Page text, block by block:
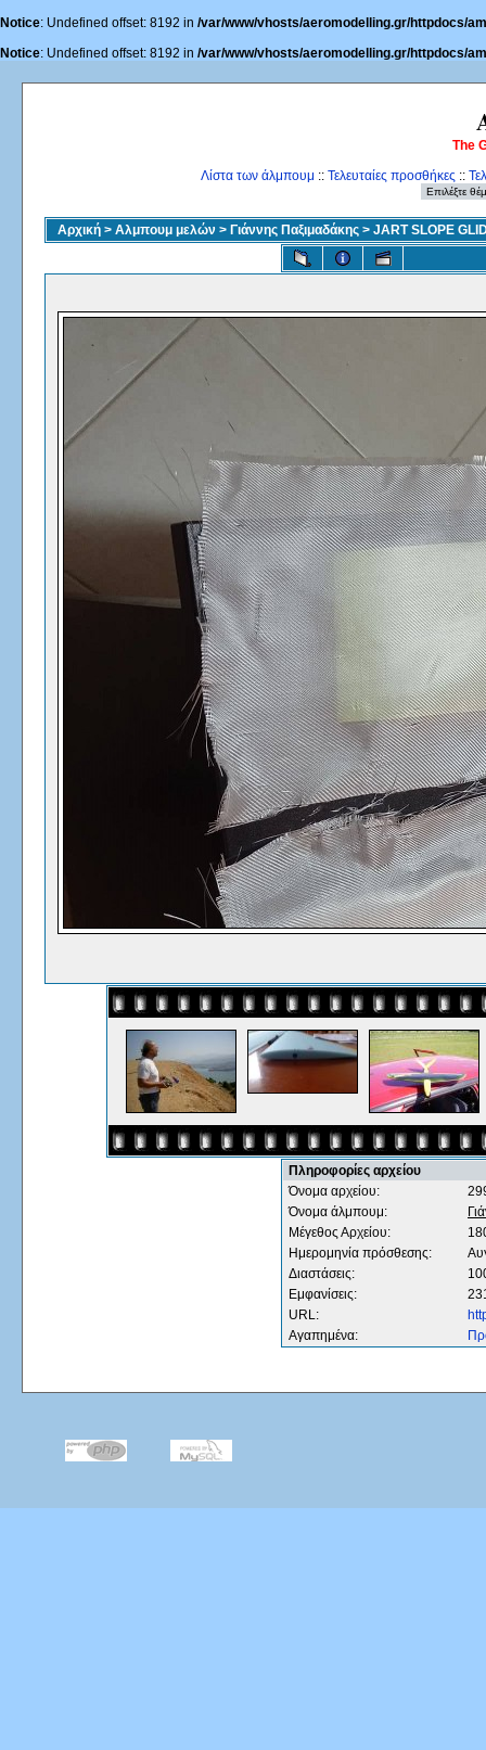
Notice: Undefined offset: 8192 in /var/www/vhosts/aeromodelling.gr/httpdocs/
Notice: Undefined offset: 8192 in /var/www/vhosts/aeromodelling.gr/httpdocs/
The
Λίστα των άλμπουμ :: Τελευταίες προσθήκες ::
Αρχική > Αλμπουμ μελών > Γιάννης Παξιμαδάκης > JART SLOPE
Πληροφορίες αρχείου
Όνομα αρχείου:
Όνομα άλμπουμ:
Μέγεθος Αρχείου:
Ημερομηνία πρόσθεσης:
Διαστάσεις:
Εμφανίσεις:
URL:
Αγαπημένα: